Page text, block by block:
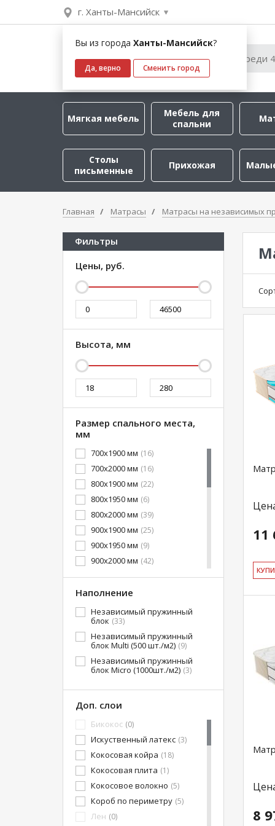
г. Ханты-Мансийск
Вы из города Ханты-Мансийск?
Да, верно Сменить город
Мягкая мебель
Мебель для
спальни
Столы
письменные
Прихожая
Главная Матрасы Матрасы на независимых
11
8
Фильтры
Цены, руб.
Высота, мм
Размер спального места,
мм
700x1900 мм (16)
700x2000 мм (16)
800x1900 мм (22)
800x1950 мм (6)
800x2000 мм (39)
900x1900 мм (25)
900x1950 мм (9)
900x2000 мм (42)
1200x1900 мм(25)
1200x1950 мм
1200x2000 мм
1400x1900 мм
1400x1950 мм (9)
1400x2000 мм
1600x1900 мм(25)
1800x1950 мм
1800x2000 мм(42)
2000x1900 мм(19)
2000x1950 мм(6)
2000x2000 мм(41)
2000x2000 мм(1)
Наполнение
Независимый пружинный
блок (33)
Независимый пружинный
блок Multi (500 шт./м2) (9)
Независимый пружинный
блок Micro (1000шт./м2) (3)
Доп. слои
Бикокос (0)
Искуственный латекс (3)
Кокосовая койра (18)
Кокосовая плита (1)
Кокосовое волокно (5)
Короб по периметру (5)
Лен (0)